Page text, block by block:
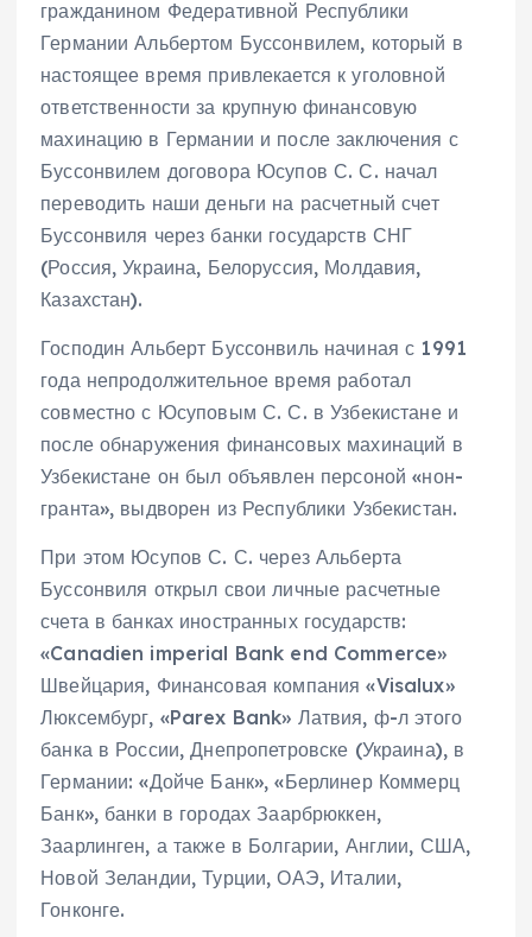
гражданином Федеративной Республики
Германии Альбертом Буссонвилем, который в
настоящее время привлекается к уголовной
ответственности за крупную финансовую
махинацию в Германии и после заключения с
Буссонвилем договора Юсупов С. С. начал
переводить наши деньги на расчетный счет
Буссонвиля через банки государств СНГ
(Россия, Украина, Белоруссия, Молдавия,
Казахстан).
Господин Альберт Буссонвиль начиная с 1991
года непродолжительное время работал
совместно с Юсуповым С. С. в Узбекистане и
после обнаружения финансовых махинаций в
Узбекистане он был объявлен персоной «нон-
гранта», выдворен из Республики Узбекистан.
При этом Юсупов С. С. через Альберта
Буссонвиля открыл свои личные расчетные
счета в банках иностранных государств:
«Canadien imperial Bank end Commerce»
Швейцария, Финансовая компания «Visalux»
Люксембург, «Parex Bank» Латвия, ф-л этого
банка в России, Днепропетровске (Украина), в
Германии: «Дойче Банк», «Берлинер Коммерц
Банк», банки в городах Заарбрюккен,
Заарлинген, а также в Болгарии, Англии, США,
Новой Зеландии, Турции, ОАЭ, Италии,
Гонконге.